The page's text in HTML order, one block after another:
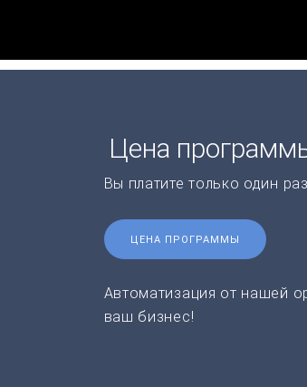
Цена
Вы платите только один
ЦЕНА ПРОГРАММЫ
Автоматизация от нашей
ваш бизнес!